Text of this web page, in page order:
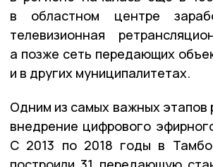
в областном центре
телевизионная
а позже сеть передающих
и в других муниципалитетах.
Одним из самых важных этапов
внедрение цифрового
С 2013 по 2018 годы в